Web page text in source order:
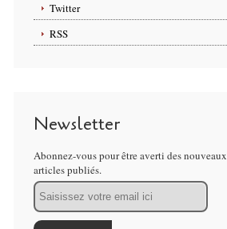
Twitter
RSS
Newsletter
Abonnez-vous pour être averti des nouveaux
articles publiés.
Email